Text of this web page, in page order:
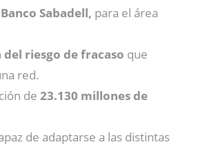
Banco Sabadell, para el área
riesgo de fracaso que
red.
de 23.130 millones de
de adaptarse a las distintas